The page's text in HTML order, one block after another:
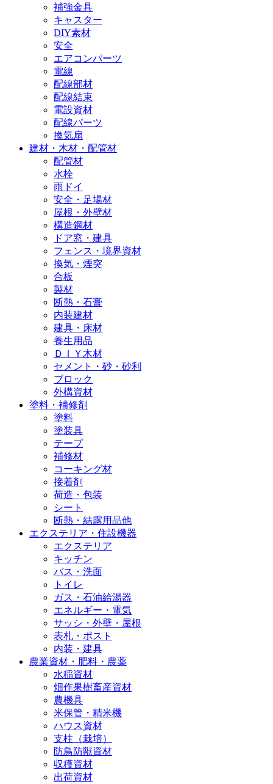
補強金具
キャスター
DIY素材
安全
エアコンパーツ
電線
配線部材
配線結束
電設資材
配線パーツ
換気扇
建材・木材・配管材
配管材
水栓
雨ドイ
安全・足場材
屋根・外壁材
構造鋼材
ドア窓・建具
フェンス・境界資材
換気・煙突
合板
製材
断熱・石膏
内装建材
建具・床材
養生用品
ＤＩＹ木材
セメント・砂・砂利
ブロック
外構資材
塗料・補修剤
塗料
塗装具
テープ
補修材
コーキング材
接着剤
荷造・包装
シート
断熱・結露用品他
エクステリア・住設機器
エクステリア
キッチン
バス・洗面
トイレ
ガス・石油給湯器
エネルギー・電気
サッシ・外壁・屋根
表札・ポスト
内装・建具
農業資材・肥料・農薬
水稲資材
畑作果樹畜産資材
農機具
米保管・精米機
ハウス資材
支柱（栽培）
防鳥防獣資材
収穫資材
出荷資材